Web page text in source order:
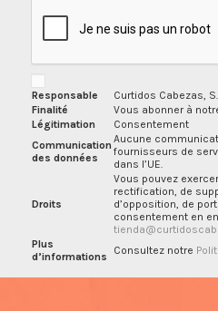
Responsable
Curtidos Cabezas,
Finalité
Vous abonner à
Légitimation
Consentement
Communication
des données
Aucune
fournisseurs de
dans l’UE.
Droits
Vous pouvez
rectification, de
d’opposition, de
consentement en
Plus
d’informations
Consultez notre